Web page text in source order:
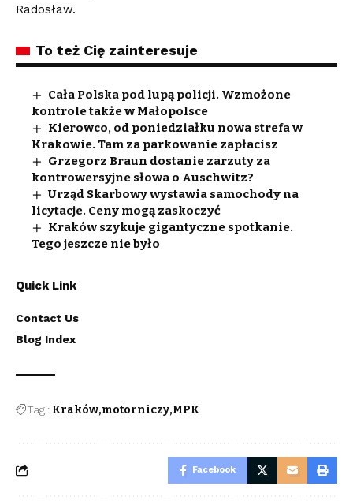
Radosław.
To też Cię zainteresuje
Cała Polska pod lupą policji. Wzmożone
kontrole także w Małopolsce
Kierowco, od poniedziałku nowa strefa w
Krakowie. Tam za parkowanie zapłacisz
Grzegorz Braun dostanie zarzuty za
kontrowersyjne słowa o Auschwitz?
Urząd Skarbowy wystawia samochody na
licytacje. Ceny mogą zaskoczyć
Kraków szykuje gigantyczne spotkanie.
Tego jeszcze nie było
Quick Link
Contact Us
Blog Index
Tagi: Kraków motorniczy MPK
Facebook